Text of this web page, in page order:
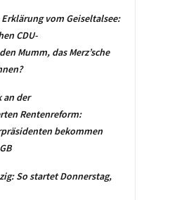
Erklärung vom Geiseltalsee:
CDU-
Mumm, das Merz’sche
an der
Rentenreform:
bekommen
So startet Donnerstag,